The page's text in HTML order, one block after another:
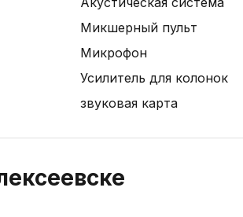
Микшерный пульт
Микрофон
Усилитель для колонок
звуковая карта